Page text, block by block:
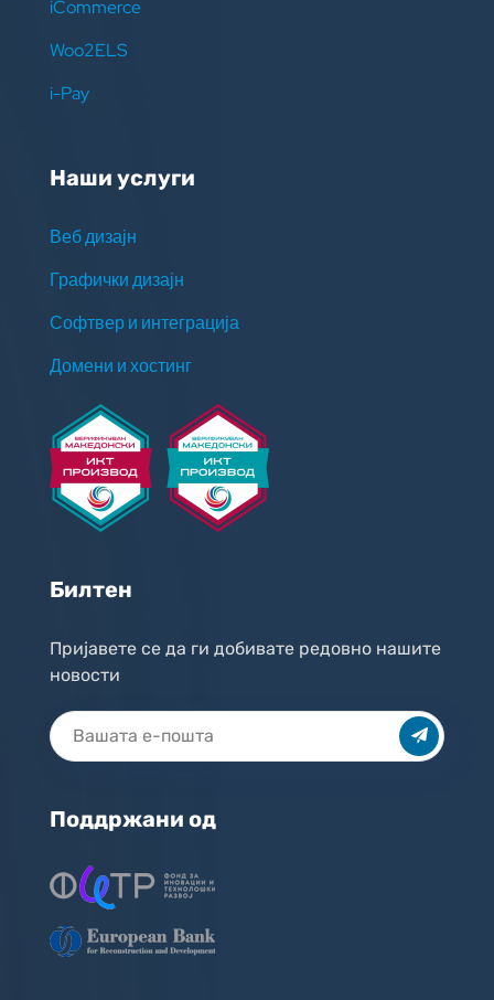
iCommerce
Woo2ELS
i-Pay
Наши услуги
Веб дизајн
Графички дизајн
Софтвер и интеграција
Домени и хостинг
Билтен
Пријавете се да ги добивате редовно нашите
новости
Поддржани од